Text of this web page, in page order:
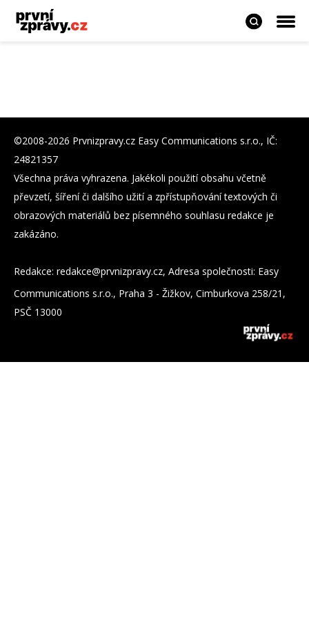
©2008-2026 Prvnizpravy.cz Easy Communications s.r.o., IČ:
24821357
Všechna práva vyhrazena. Jakékoli použití obsahu včetně
převzetí, šíření či dalšího užití a zpřístupňování textových či
obrazových materiálů bez písemného souhlasu redakce je
zakázáno.
Redakce: zc.yvarpzinvrp@eckader, Adresa společnosti: Easy
Communications s.r.o., Praha 3 - Žižkov, Cimburkova 258/21,
PSČ 13000